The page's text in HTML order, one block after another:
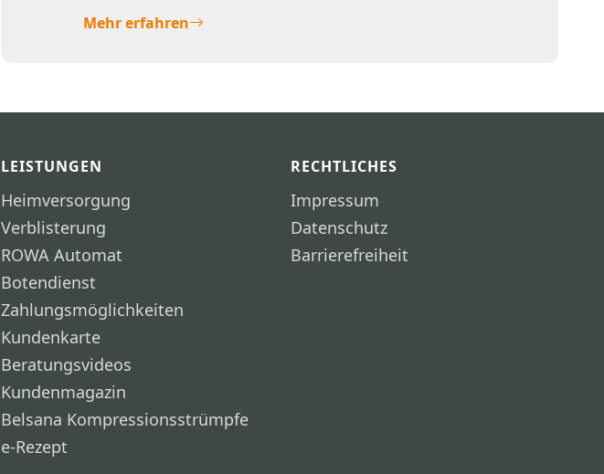
Mehr erfahren
LEISTUNGEN
Heimversorgung
Verblisterung
ROWA Automat
Botendienst
Zahlungsmöglichkeiten
Kundenkarte
Beratungsvideos
Kundenmagazin
Belsana Kompressionsstrümpfe
e-Rezept
RECHTLICHES
Impressum
Datenschutz
Barrierefreiheit